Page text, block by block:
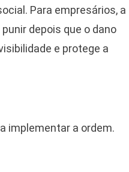
Para empresários, a
depois que o dano
e protege a
implementar a ordem.